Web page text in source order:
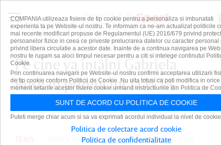
Pe cine va întâlni Gabriela
Ruse în primul tur la WTA
1000 Miami Open
PUBLICAT DEPRIMA SPORTPE 18 MAR 2025
COMPANIA utilizeaza fisiere de tip cookie pentru a personaliza si imbunatati
experienta ta pe Website-ul nostru. Te informam ca ne-am actualizat politicile
mai recente modificari propuse de Regulamentul (UE) 2016/679 privind
persoanelor fizice in ceea ce priveste prelucrarea datelor cu caracter personal
privind libera circulatie a acestor date. Inainte de a continua navigarea pe
nostru te rugam sa aloci timpul necesar pentru a citi si intelege continutul
Cookie.
Prin continuarea navigarii pe Website-ul nostru confirmi acceptarea utilizarii
de tip cookie conform Politicii de Cookie. Nu uita totusi ca poti modifica in orice
moment setarile acestor fisiere cookie urmand instructiunile din Politica de
SUNT DE ACORD CU POLITICA DE COOKIE
Puteti merge chiar acum si sa va exprimati acordul individual la nivel de
Politica de colectare acord cookie
Politica de confidentialitate